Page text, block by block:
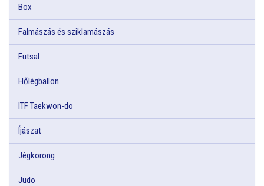
Box
Falmászás és sziklamászás
Futsal
Hőlégballon
ITF Taekwon-do
Íjászat
Jégkorong
Judo